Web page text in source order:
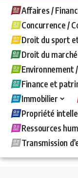
Affaires /
Concurrence /
Droit du sport
Droit du
Environnement
Finance et
Immobilier
Propriété
Ressources
Transmission